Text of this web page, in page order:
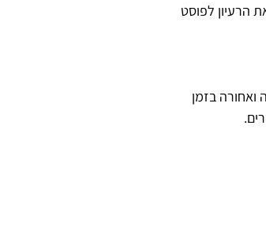
ג’ בשנות ה-80?), ושדרוג האתר העלה לי את הרעיון לפוסט
ואחורה בזמן